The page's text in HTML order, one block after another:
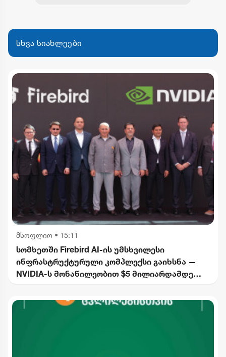
სხვა სიახლეები
მსოფლიო • 15:11
სომხეთში Firebird AI-ის უმსხვილესი
ინფრასტრუქტურული კომპლექსი გაიხსნა —
NVIDIA-ს მონაწილეობით $5 მილიარდამდე